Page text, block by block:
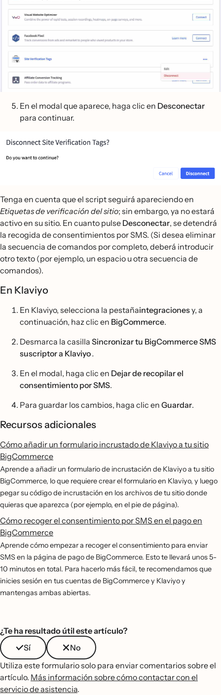
En el modal que aparece, haga clic en Desconectar
para continuar.
Tenga en cuenta que el script seguirá apareciendo en
Etiquetas de verificación del sitio; sin embargo, ya no estará
activo en su sitio. En cuanto pulse Desconectar, se detendrá
la recogida de consentimientos por SMS. (Si desea eliminar
la secuencia de comandos por completo, deberá introducir
otro texto (por ejemplo, un espacio u otra secuencia de
comandos).
En Klaviyo
En Klaviyo, selecciona la pestañaintegracionesy, a
continuación, haz clic en BigCommerce.
Desmarca la casilla Sincronizar tu BigCommerce SMS
suscriptor a Klaviyo.
En el modal, haga clic en Dejar de recopilar el
consentimiento por SMS.
Para guardar los cambios, haga clic en Guardar.
Recursos adicionales
Cómo añadir un formulario incrustado de Klaviyo a tu sitio
BigCommerce
Aprende a añadir un formulario de incrustación de Klaviyo a tu sitio
BigCommerce, lo que requiere crear el formulario en Klaviyo, y luego
pegar su código de incrustación en los archivos de tu sitio donde
quieras que aparezca (por ejemplo, en el pie de página).
Cómo recoger el consentimiento por SMS en el pago en
BigCommerce
Aprende cómo empezar a recoger el consentimiento para enviar
SMS en la página de pago de BigCommerce. Esto te llevará unos 5-
10 minutos en total. Para hacerlo más fácil, te recomendamos que
inicies sesión en tus cuentas de BigCommerce y Klaviyo y
mantengas ambas abiertas.
¿Te ha resultado útil este artículo?
Sí
No
Utiliza este formulario solo para enviar comentarios sobre el
artículo. Más información sobre cómo contactar con el
servicio de asistencia.